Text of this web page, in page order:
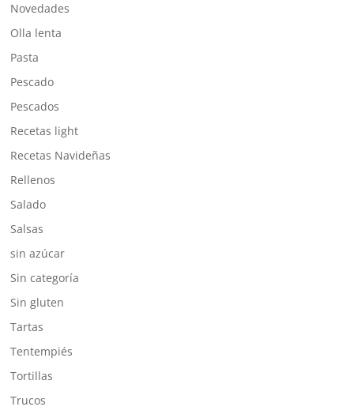
Novedades
Olla lenta
Pasta
Pescado
Pescados
Recetas light
Recetas Navideñas
Rellenos
Salado
Salsas
sin azúcar
Sin categoría
Sin gluten
Tartas
Tentempiés
Tortillas
Trucos